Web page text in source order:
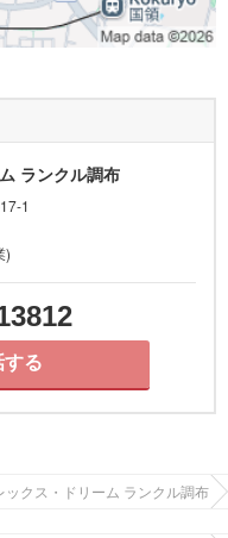
ランクル調布
1
)
する
ックス・ドリーム ランクル調布